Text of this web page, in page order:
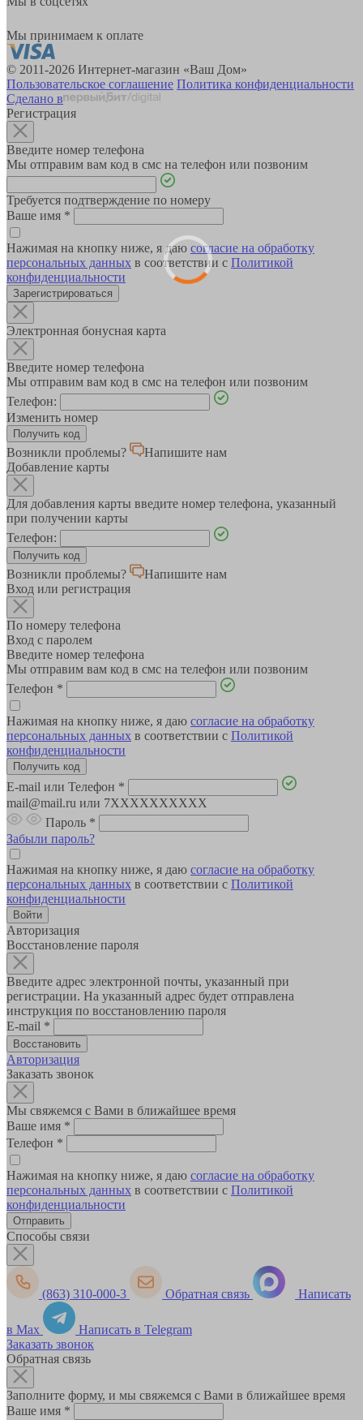
Мы принимаем к оплате
© 2011-2026 Интернет-магазин «Ваш Дом»
Пользовательское соглашение Политика конфиденциальности
Сделано в
Регистрация
Введите номер телефона
Мы отправим вам код в смс на телефон или позвоним
Требуется подтверждение по номеру
Ваше имя *
Нажимая на кнопку ниже, я даю согласие на обработку
персональных данных в соответствии с Политикой
конфиденциальности
Зарегистрироваться
Электронная бонусная карта
Введите номер телефона
Мы отправим вам код в смс на телефон или позвоним
Телефон:
Изменить номер
Возникли проблемы?
Напишите нам
Добавление карты
Для добавления карты введите номер телефона, указанный
при получении карты
Телефон:
Возникли проблемы?
Напишите нам
Вход или регистрация
По номеру телефона
Вход с паролем
Введите номер телефона
Мы отправим вам код в смс на телефон или позвоним
Телефон *
Нажимая на кнопку ниже, я даю согласие на обработку
персональных данных в соответствии с Политикой
конфиденциальности
E-mail или Телефон *
mail@mail.ru или 7XXXXXXXXXX
Пароль *
Забыли пароль?
Нажимая на кнопку ниже, я даю согласие на обработку
персональных данных в соответствии с Политикой
конфиденциальности
Авторизация
Восстановление пароля
Введите адрес электронной почты, указанный при
регистрации. На указанный адрес будет отправлена
инструкция по восстановлению пароля
E-mail *
Авторизация
Заказать звонок
Мы свяжемся с Вами в ближайшее время
Ваше имя *
Телефон *
Нажимая на кнопку ниже, я даю согласие на обработку
персональных данных в соответствии с Политикой
конфиденциальности
Способы связи
(863) 310-000-3 Обратная связь Написать
в Max
Написать в Telegram
Заказать звонок
Обратная связь
Заполните форму, и мы свяжемся с Вами в ближайшее время
Ваше имя *